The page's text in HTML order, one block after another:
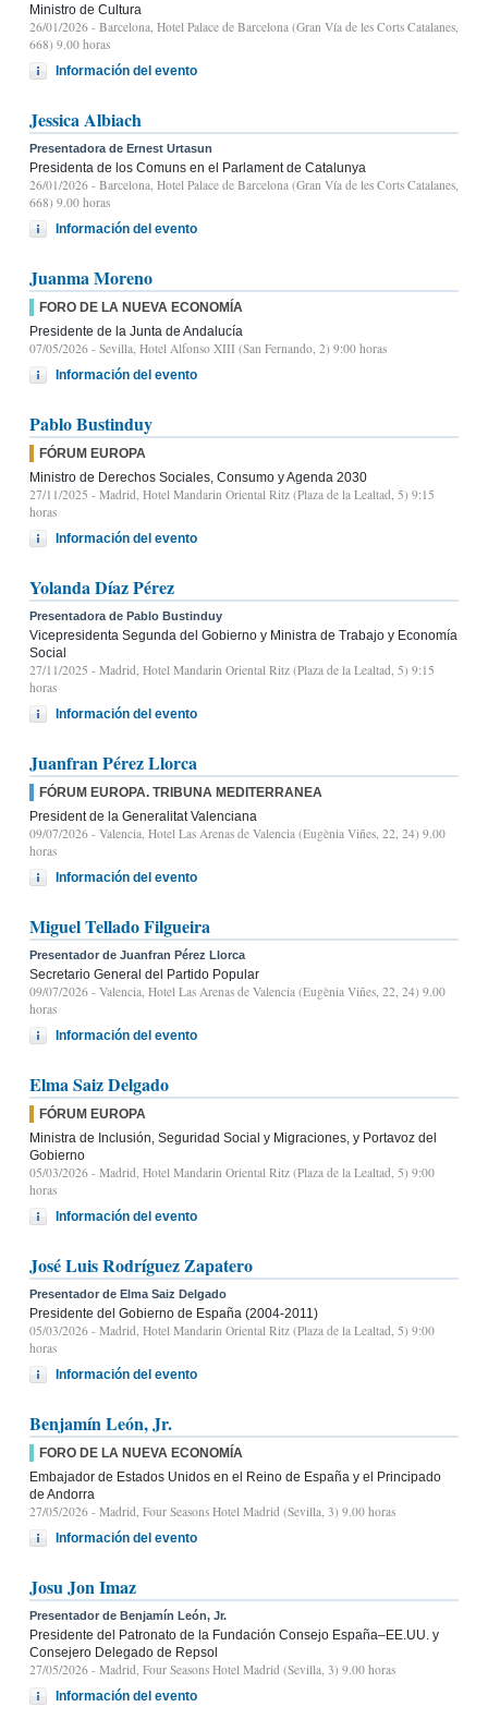
Ministro de Cultura
26/01/2026 - Barcelona, Hotel Palace de Barcelona (Gran Vía de les Corts Catalanes,
668) 9.00 horas
Información del evento
Jessica Albiach
Presentadora de Ernest Urtasun
Presidenta de los Comuns en el Parlament de Catalunya
26/01/2026 - Barcelona, Hotel Palace de Barcelona (Gran Vía de les Corts Catalanes,
668) 9.00 horas
Información del evento
Juanma Moreno
FORO DE LA NUEVA ECONOMÍA
Presidente de la Junta de Andalucía
07/05/2026 - Sevilla, Hotel Alfonso XIII (San Fernando, 2) 9:00 horas
Información del evento
Pablo Bustinduy
FÓRUM EUROPA
Ministro de Derechos Sociales, Consumo y Agenda 2030
27/11/2025 - Madrid, Hotel Mandarin Oriental Ritz (Plaza de la Lealtad, 5) 9:15
horas
Información del evento
Yolanda Díaz Pérez
Presentadora de Pablo Bustinduy
Vicepresidenta Segunda del Gobierno y Ministra de Trabajo y Economía
Social
27/11/2025 - Madrid, Hotel Mandarin Oriental Ritz (Plaza de la Lealtad, 5) 9:15
horas
Información del evento
Juanfran Pérez Llorca
FÓRUM EUROPA. TRIBUNA MEDITERRANEA
President de la Generalitat Valenciana
09/07/2026 - Valencia, Hotel Las Arenas de Valencia (Eugènia Viñes, 22, 24) 9.00
horas
Información del evento
Miguel Tellado Filgueira
Presentador de Juanfran Pérez Llorca
Secretario General del Partido Popular
09/07/2026 - Valencia, Hotel Las Arenas de Valencia (Eugènia Viñes, 22, 24) 9.00
horas
Información del evento
Elma Saiz Delgado
FÓRUM EUROPA
Ministra de Inclusión, Seguridad Social y Migraciones, y Portavoz del
Gobierno
05/03/2026 - Madrid, Hotel Mandarin Oriental Ritz (Plaza de la Lealtad, 5) 9:00
horas
Información del evento
José Luis Rodríguez Zapatero
Presentador de Elma Saiz Delgado
Presidente del Gobierno de España (2004-2011)
05/03/2026 - Madrid, Hotel Mandarin Oriental Ritz (Plaza de la Lealtad, 5) 9:00
horas
Información del evento
Benjamín León, Jr.
FORO DE LA NUEVA ECONOMÍA
Embajador de Estados Unidos en el Reino de España y el Principado
de Andorra
27/05/2026 - Madrid, Four Seasons Hotel Madrid (Sevilla, 3) 9.00 horas
Información del evento
Josu Jon Imaz
Presentador de Benjamín León, Jr.
Presidente del Patronato de la Fundación Consejo España–EE.UU. y
Consejero Delegado de Repsol
27/05/2026 - Madrid, Four Seasons Hotel Madrid (Sevilla, 3) 9.00 horas
Información del evento